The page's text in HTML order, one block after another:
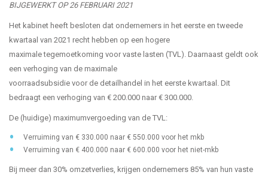
BIJGEWERKT OP 26 FEBRUARI 2021
Het kabinet heeft besloten dat ondernemers in het eerste en tweede
kwartaal van 2021 recht hebben op een hogere
maximale tegemoetkoming voor vaste lasten (TVL). Daarnaast geldt ook
een verhoging van de maximale
voorraadsubsidie voor de detailhandel in het eerste kwartaal. Dit
bedraagt een verhoging van € 200.000 naar € 300.000.
De (huidige) maximumvergoeding van de TVL:
Verruiming van € 330.000 naar € 550.000 voor het mkb
Verruiming van € 400.000 naar € 600.000 voor het niet-mkb
Bij meer dan 30% omzetverlies, krijgen ondernemers 85% van hun vaste